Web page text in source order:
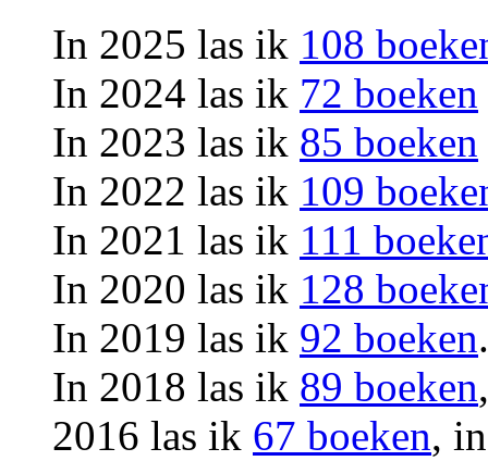
In 2025 las ik 108
In 2024 las ik 72 boeken
In 2023 las ik 85 boeken
In 2022 las ik 109
In 2021 las ik 111
In 2020 las ik 128
In 2019 las ik 92 boeken.
In 2018 las ik 89 boeken
2016 las ik 67 boeken,